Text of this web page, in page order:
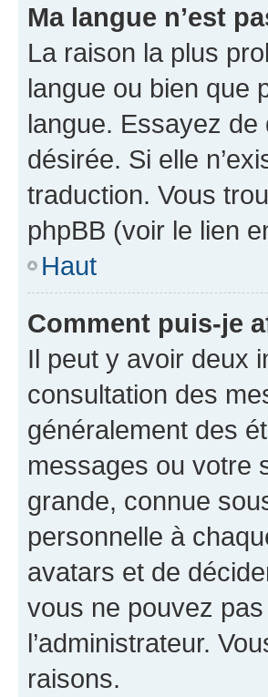
Ma langue n’est
La raison la plus
langue ou bien que
langue. Essayez de
désirée. Si elle
traduction. Vous
phpBB (voir le lien
Haut
Comment puis-je
Il peut y avoir deux
consultation des
généralement des
messages ou votre
grande, connue
personnelle à
avatars et de
vous ne pouvez pas
l’administrateur.
raisons.